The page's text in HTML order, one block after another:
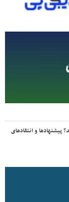
پیشنهادها و انتقادهای